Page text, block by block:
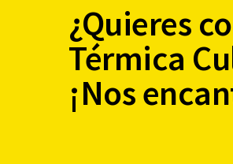
¿Quieres
Térmica
¡Nos